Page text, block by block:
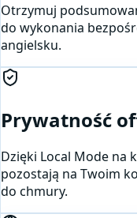
Otrzymuj
do wykonania
angielsku.
Prywatność
Dzięki Local Mode na
pozostają na Twoim
do chmury.